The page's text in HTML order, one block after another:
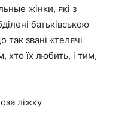
жінки, які з
батьківською
звані «телячі
хто їх любить, і тим,
ліжку